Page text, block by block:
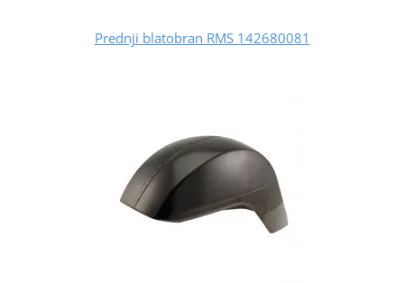
Prednji blatobran RMS 142680081